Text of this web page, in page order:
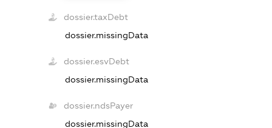
dossier.taxDebt
dossier.missingData
dossier.esvDebt
dossier.missingData
dossier.ndsPayer
dossier.missingData